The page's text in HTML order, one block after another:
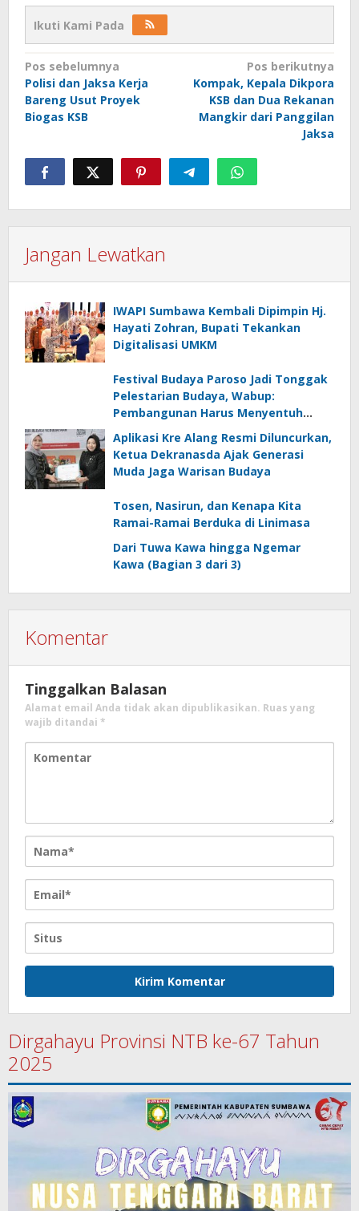
Ikuti Kami Pada
Navigasi
pos
Pos sebelumnya
Polisi dan Jaksa Kerja
Bareng Usut Proyek
Biogas KSB
Pos berikutnya
Kompak, Kepala Dikpora
KSB dan Dua Rekanan
Mangkir dari Panggilan
Jaksa
Jangan Lewatkan
IWAPI Sumbawa Kembali Dipimpin Hj.
Hayati Zohran, Bupati Tekankan
Digitalisasi UMKM
Festival Budaya Paroso Jadi Tonggak
Pelestarian Budaya, Wabup:
Pembangunan Harus Menyentuh
Desa
Aplikasi Kre Alang Resmi Diluncurkan,
Ketua Dekranasda Ajak Generasi
Muda Jaga Warisan Budaya
Tosen, Nasirun, dan Kenapa Kita
Ramai-Ramai Berduka di Linimasa
Dari Tuwa Kawa hingga Ngemar
Kawa (Bagian 3 dari 3)
Komentar
Tinggalkan Balasan
Alamat email Anda tidak akan dipublikasikan. Ruas yang
wajib ditandai *
Dirgahayu Provinsi NTB ke-67 Tahun
2025